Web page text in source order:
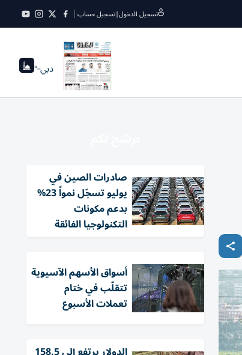
تسجيل الدخول|تسجيل حساب
دبي--°
صادرات الصين في
يوليو تسجّل نمواً 23%
بدعم مكونات
التكنولوجيا الفائقة
أسواق الأسهم الآسيوية
تتقلّب في ختام
تعملات الأسبوع